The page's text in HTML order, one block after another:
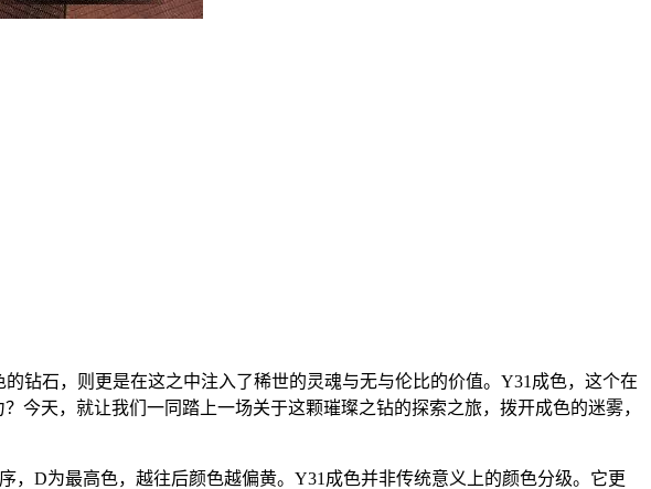
钻石，则更是在这之中注入了稀世的灵魂与无与伦比的价值。Y31成色，这个在
今天，就让我们一同踏上一场关于这颗璀璨之钻的探索之旅，拨开成色的迷雾，
，D为最高色，越往后颜色越偏黄。Y31成色并非传统意义上的颜色分级。它更